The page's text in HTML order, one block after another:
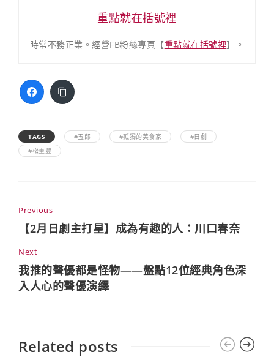
重點就在括號裡
時常不務正業。經營FB粉絲專頁【重點就在括號裡】。
TAGS #五郎 #孤獨的美食家
#日劇
#松重豐
Previous
【2月日劇主打星】成為有趣的人：川口春奈
Next
我推的聲優都是怪物——盤點12位經典角色深
入人心的聲優演繹
Related posts